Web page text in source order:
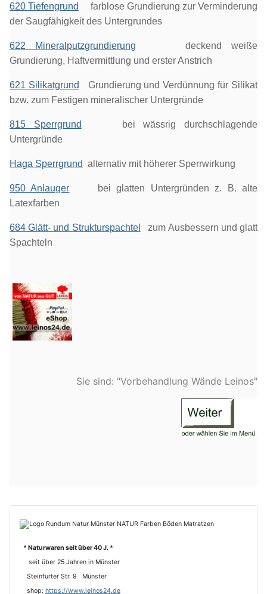
620 Tiefengrund
farblose Grundierung zur Verminderung
der Saugfähigkeit des Untergrundes
622 Mineralputzgrundierung deckend weiße
Grundierung, Haftvermittlung und erster Anstrich
621 Silikatgrund
Grundierung und Verdünnung für Silikat
bzw. zum Festigen mineralischer Untergründe
815 Sperrgrund bei wässrig durchschlagende
Untergründe
Haga Sperrgrund alternativ mit höherer Sperrwirkung
950 Anlauger bei glatten Untergründen z. B. alte
Latexfarben
684 Glätt- und Strukturspachtel
zum Ausbessern und glatt
Spachteln
Sie sind: "Vorbehandlung Wände Leinos"
* Naturwaren seit über 40 J. *
seit über 25 Jahren in Münster
Steinfurter Str. 9 Münster
shop: https://www.leinos24.de